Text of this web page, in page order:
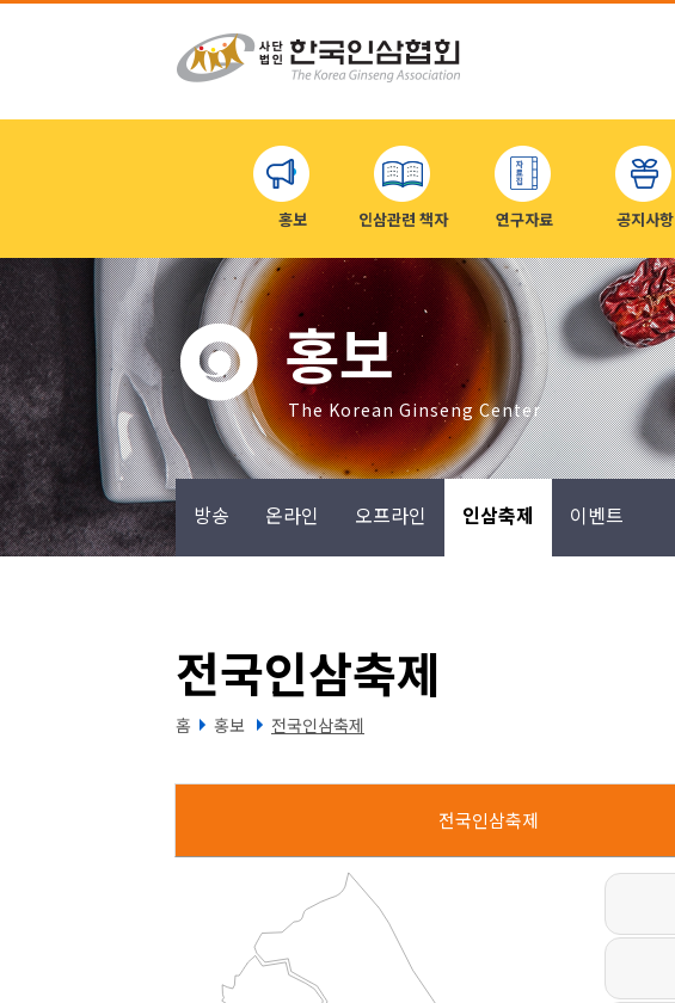
홍보 인삼관련 책자 연구자료 공지사항
홍보
The Korean Ginseng Center
방송 온라인 오프라인 인삼축제 이벤트
전국인삼축제
홈 홍보 전국인삼축제
전국인삼축제